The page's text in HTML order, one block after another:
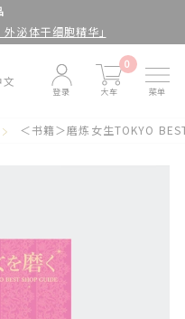
泌体干细胞精华」
登录 大车
0
菜单
＜书籍＞磨炼女生TOKYO